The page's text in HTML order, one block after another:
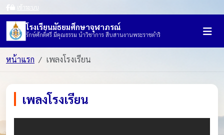
เข้าระบบ
โรงเรียนมัธยมศึกษาจุฬาภรณ์
รักษ์ศักดิ์ศรี มีคุณธรรม นำวิชาการ สืบสานงานพระราชดำริ
หน้าแรก เพลงโรงเรียน
เพลงโรงเรียน